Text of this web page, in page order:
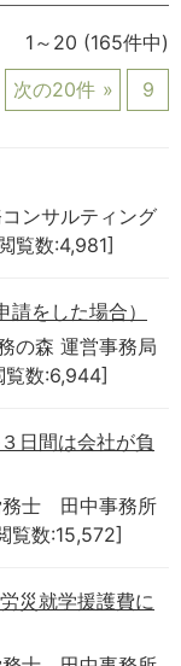
1～20 (165件中)
次の20件 9
ンサルティング
覧数:4,981]
をした場合）
の森 運営事務局
覧数:6,944]
日間は会社が負
務士 田中事務所
覧数:15,572]
災就学援護費に